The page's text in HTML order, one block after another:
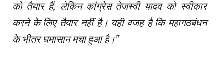
को तैयार हैं, लेकिन कांग्रेस तेजस्वी यादव को स्वीकार
करने के लिए तैयार नहीं है। यही वजह है कि महागठबंधन
के भीतर घमासान मचा हुआ है।”